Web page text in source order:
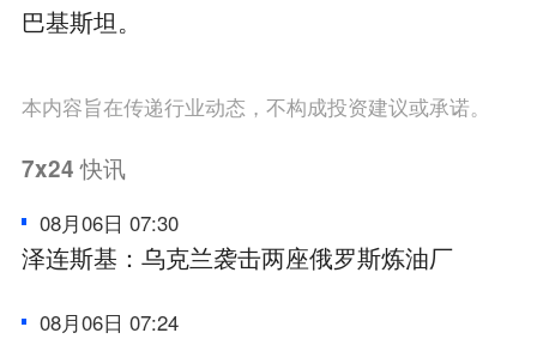
巴基斯坦。
本内容旨在传递行业动态，不构成投资建议或承诺。
7x24快讯
08月06日 07:30
泽连斯基：乌克兰袭击两座俄罗斯炼油厂
08月06日 07:24